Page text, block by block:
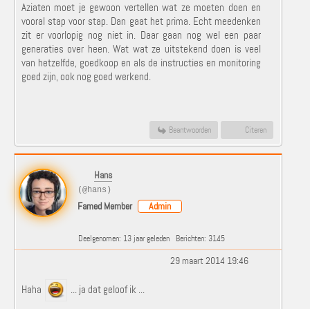
Aziaten moet je gewoon vertellen wat ze moeten doen en
vooral stap voor stap. Dan gaat het prima. Echt meedenken
zit er voorlopig nog niet in. Daar gaan nog wel een paar
generaties over heen. Wat wat ze uitstekend doen is veel
van hetzelfde, goedkoop en als de instructies en monitoring
goed zijn, ook nog goed werkend.
Beantwoorden Citeren
Hans
(@hans)
Famed Member Admin
Deelgenomen: 13 jaar geleden Berichten: 3145
29 maart 2014 19:46
Haha
... ja dat geloof ik ...